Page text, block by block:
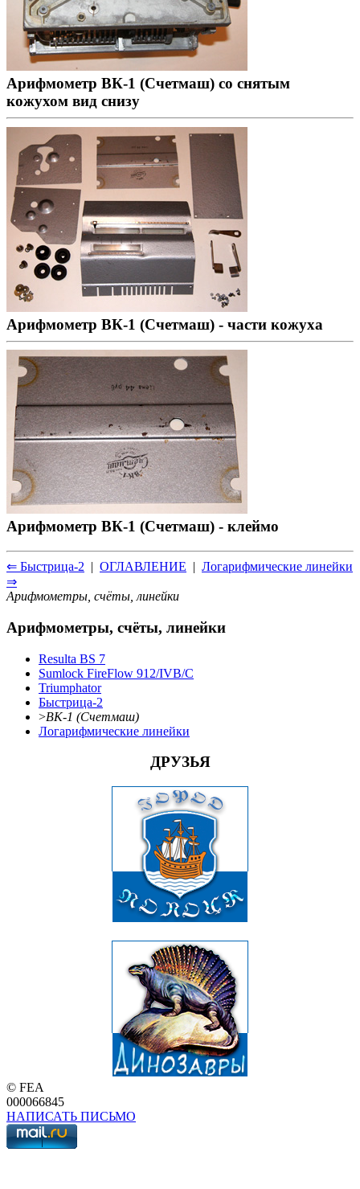
Арифмометр ВК-1 (Счетмаш) со снятым
кожухом вид снизу
Арифмометр ВК-1 (Счетмаш) - части кожуха
Арифмометр ВК-1 (Счетмаш) - клеймо
⇐ Быстрица-2 | ОГЛАВЛЕНИЕ | Логарифмические линейки
⇒
Арифмометры, счёты, линейки
Арифмометры, счёты, линейки
Resulta BS 7
Sumlock FireFlow 912/IVB/C
Triumphator
Быстрица-2
>ВК-1 (Счетмаш)
Логарифмические линейки
ДРУЗЬЯ
© FEA
000066845
НАПИСАТЬ ПИСЬМО